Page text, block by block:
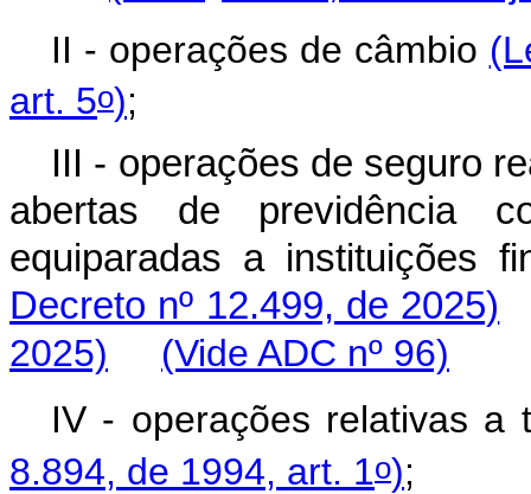
II - operações de câmbio
art. 5o);
III - operações de seguro
abertas de previdência
equiparadas a
Decreto nº 12.499, de 2025)
2025)
(Vide ADC nº 96)
IV - operações relativas
8.894, de 1994, art. 1o);